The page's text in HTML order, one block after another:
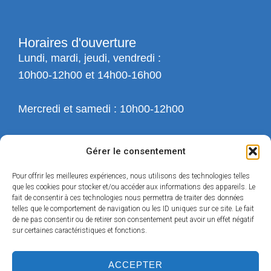
Gérer le consentement
Pour offrir les meilleures expériences, nous utilisons des technologies telles
que les cookies pour stocker et/ou accéder aux informations des appareils. Le
fait de consentir à ces technologies nous permettra de traiter des données
telles que le comportement de navigation ou les ID uniques sur ce site. Le fait
de ne pas consentir ou de retirer son consentement peut avoir un effet négatif
sur certaines caractéristiques et fonctions.
ACCEPTER
Horaires d'ouverture
Lundi, mardi, jeudi, vendredi :
10h00-12h00 et 14h00-16h00
Mercredi et samedi : 10h00-12h00